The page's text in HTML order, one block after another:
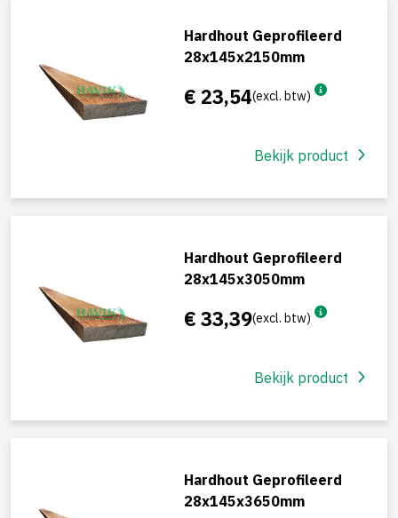
Hardhout Geprofileerd
28x145x2150mm
€ 23,54(excl. btw)
Bekijk product
Hardhout Geprofileerd
28x145x3050mm
€ 33,39(excl. btw)
Bekijk product
Hardhout Geprofileerd
28x145x3650mm